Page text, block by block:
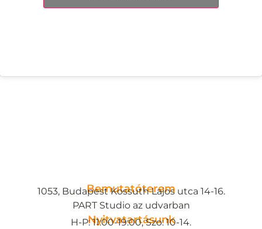
Bemutatóterem
1053, Budapest Kossuth Lajos utca 14-16.
PART Studio az udvarban
Nyitvatartásunk
H-P: 11:00-19:00, Szo: 10-14.